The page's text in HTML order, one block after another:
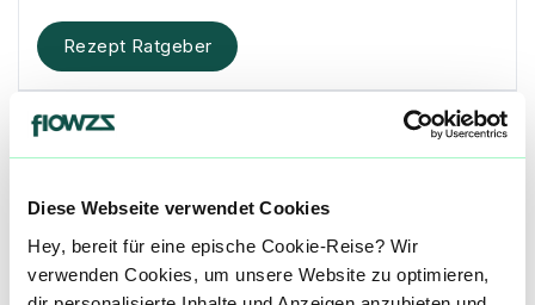
Diese Webseite verwendet Cookies
Hey, bereit für eine epische Cookie-Reise? Wir
verwenden Cookies, um unsere Website zu optimieren,
Rezept Ratgeber
Kontakt
Zeppelin Apotheke
3 Zeppelinstraße
65549 Limburg-Blumenrod